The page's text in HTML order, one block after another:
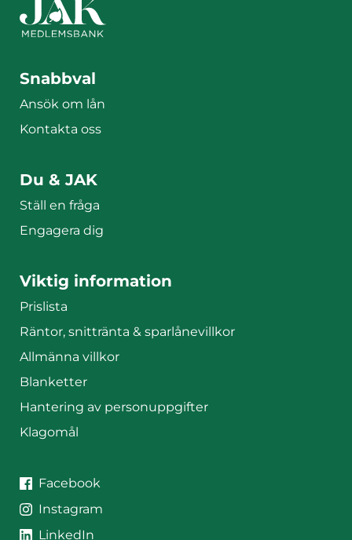
Sidfotsmeny
Snabbval
Ansök om lån
Kontakta oss
Du & JAK
Ställ en fråga
Engagera dig
Viktig information
Prislista
Räntor, snittränta & sparlånevillkor
Allmänna villkor
Blanketter
Hantering av personuppgifter
Klagomål
JAK på sociala medier
JAK på
Facebook
JAK på
Instagram
JAK på
LinkedIn